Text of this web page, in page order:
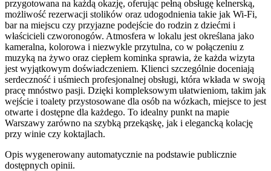
przygotowana na każdą okazję, oferując pełną obsługę kelnerską,
możliwość rezerwacji stolików oraz udogodnienia takie jak Wi-Fi,
bar na miejscu czy przyjazne podejście do rodzin z dziećmi i
właścicieli czworonogów. Atmosfera w lokalu jest określana jako
kameralna, kolorowa i niezwykle przytulna, co w połączeniu z
muzyką na żywo oraz ciepłem kominka sprawia, że każda wizyta
jest wyjątkowym doświadczeniem. Klienci szczególnie doceniają
serdeczność i uśmiech profesjonalnej obsługi, która wkłada w swoją
pracę mnóstwo pasji. Dzięki kompleksowym ułatwieniom, takim jak
wejście i toalety przystosowane dla osób na wózkach, miejsce to jest
otwarte i dostępne dla każdego. To idealny punkt na mapie
Warszawy zarówno na szybką przekąskę, jak i elegancką kolację
przy winie czy koktajlach.
Opis wygenerowany automatycznie na podstawie publicznie
dostępnych opinii.